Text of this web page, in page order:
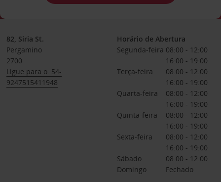
82, Siria St.
Pergamino
2700
Ligue para o: 54-
9247515411948
Horário de Abertura
Segunda-feira 08:00 - 12:00
16:00 - 19:00
Terça-feira
08:00 - 12:00
16:00 - 19:00
Quarta-feira
08:00 - 12:00
16:00 - 19:00
Quinta-feira
08:00 - 12:00
16:00 - 19:00
Sexta-feira
08:00 - 12:00
16:00 - 19:00
Sábado
08:00 - 12:00
Domingo
Fechado